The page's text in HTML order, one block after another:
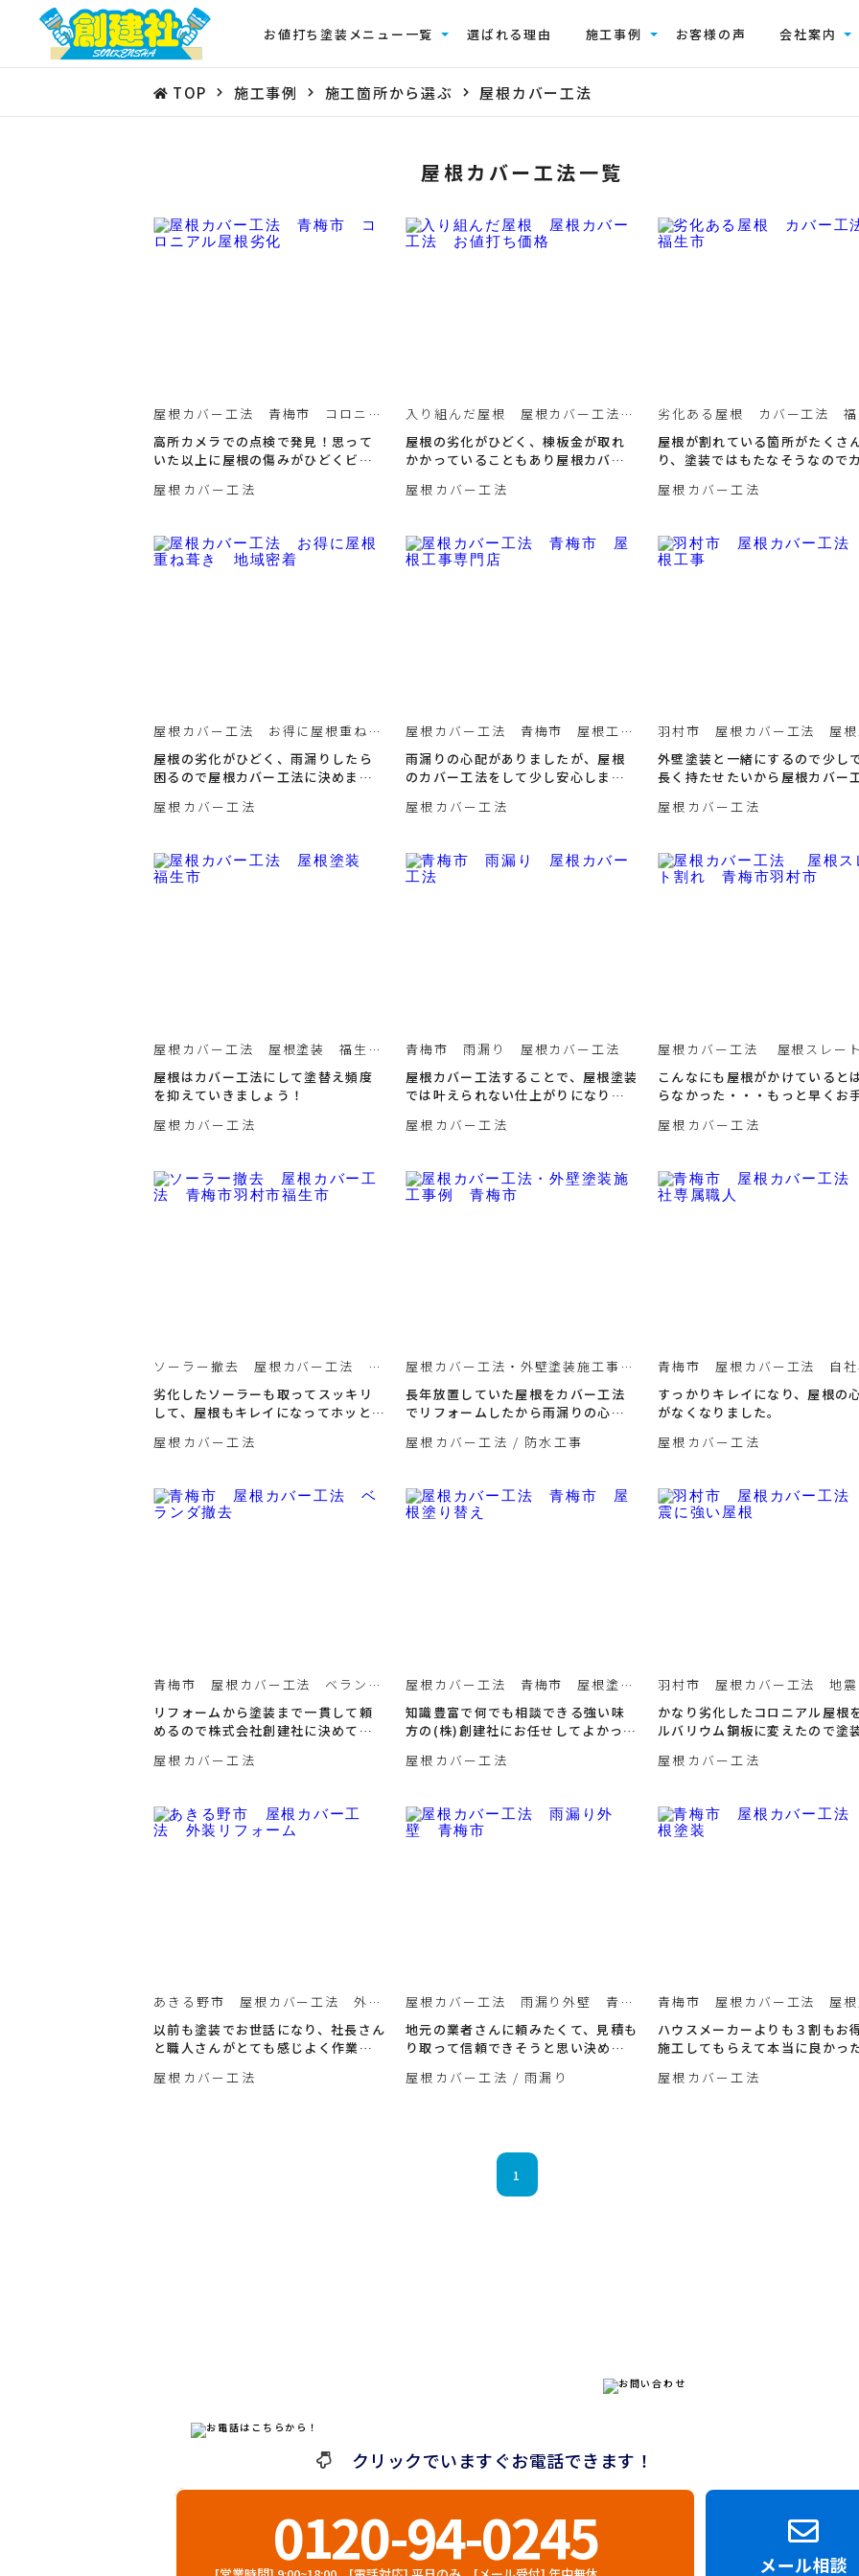
お値打ち塗装メニュー一覧 選ばれる理由 施工事例 お客様の声 会社案内
TOP 施工事例 施工箇所から選ぶ 屋根カバー工法
屋根カバー工法一覧
屋根カバー工法 青梅市 コロニア
高所カメラでの点検で発見！思って
いた以上に屋根の傷みがひどくビッ
屋根カバー工法
入り組んだ屋根 屋根カバー工法
お値打ち価格
屋根の劣化がひどく、棟板金が取れ
かかっていることもあり屋根カバー
屋根カバー工法
劣化ある屋根 カバー工法 福
屋根が割れている箇所がたくさ
り、塗装ではもたなそうなので
屋根カバー工法
屋根カバー工法 お得に屋根重ね葺
き 地域密着
屋根の劣化がひどく、雨漏りしたら
困るので屋根カバー工法に決めまし
屋根カバー工法
屋根カバー工法 青梅市 屋根工事
専門店
雨漏りの心配がありましたが、屋根
のカバー工法をして少し安心しまし
屋根カバー工法
羽村市 屋根カバー工法 屋根
外壁塗装と一緒にするので少し
長く持たせたいから屋根カバー
屋根カバー工法
屋根カバー工法 屋根塗装 福生
屋根はカバー工法にして塗替え頻度
を抑えていきましょう！
屋根カバー工法
青梅市 雨漏り 屋根カバー工法
屋根カバー工法することで、屋根塗装
では叶えられない仕上がりになりま
屋根カバー工法
屋根カバー工法 屋根スレー
れ 青梅市羽村市
こんなにも屋根がかけていると
らなかった・・・もっと早くお
屋根カバー工法
ソーラー撤去 屋根カバー工法 青
梅市羽村市福生市
劣化したソーラーも取ってスッキリ
して、屋根もキレイになってホッとし
屋根カバー工法
屋根カバー工法・外壁塗装施工事
例 青梅市
長年放置していた屋根をカバー工法
でリフォームしたから雨漏りの心配
屋根カバー工法 防水工事
青梅市 屋根カバー工法 自社
職人
すっかりキレイになり、屋根の
がなくなりました。
屋根カバー工法
青梅市 屋根カバー工法 ベランダ
リフォームから塗装まで一貫して頼
めるので株式会社創建社に決めてよ
屋根カバー工法
屋根カバー工法 青梅市 屋根塗り
知識豊富で何でも相談できる強い味
方の(株)創建社にお任せしてよかった
屋根カバー工法
羽村市 屋根カバー工法 地震
かなり劣化したコロニアル屋根
ルバリウム鋼板に変えたので塗
屋根カバー工法
あきる野市 屋根カバー工法 外装
リフォーム
以前も塗装でお世話になり、社長さん
と職人さんがとても感じよく作業し
屋根カバー工法
屋根カバー工法 雨漏り外壁 青梅
市
地元の業者さんに頼みたくて、見積も
り取って信頼できそうと思い決めま
屋根カバー工法 雨漏り
青梅市 屋根カバー工法 屋根
ハウスメーカーよりも３割もお
施工してもらえて本当に良かっ
屋根カバー工法
1
クリックでいますぐお電話できます！
0120-94-0245 メール相談